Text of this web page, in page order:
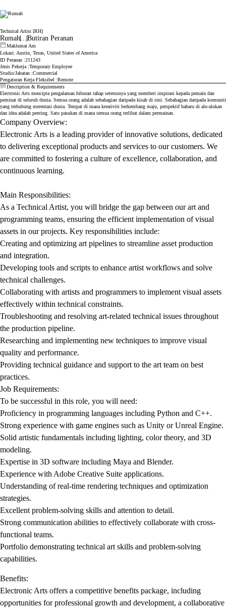
Electronic Arts
Technical Artist [RH]
Rumah...Butiran Peranan
Maklumat Am
Lokasi: Austin, Texas, United States of America
ID Peranan 211243
Jenis Pekerja Temporary Employee
Studio/Jabatan Commercial
Pengaturan Kerja Fleksibel
Remote
Description & Requirements
Electronic Arts mencipta pengalaman hiburan tahap seterusnya yang memberi inspirasi kepada pemain dan
peminat di seluruh dunia. Semua orang adalah sebahagian daripada kisah di sini. Sebahagian daripada komuniti
yang terhubung merentasi dunia. Tempat di mana kreativiti berkembang maju, perspektif baharu di alu-alukan
dan idea adalah penting. Satu pasukan di mana semua orang terlibat dalam permainan.
Company Overview:
Electronic Arts is a leading provider of innovative solutions, dedicated
to delivering exceptional products and services to our customers. We
are committed to fostering a culture of excellence, collaboration, and
continuous learning.
Main Responsibilities:
As a Technical Artist, you will bridge the gap between our art and
programming teams, ensuring the efficient implementation of visual
assets in our projects. Key responsibilities include:
Creating and optimizing art pipelines to streamline asset production
and integration.
Developing tools and scripts to enhance artist workflows and solve
technical challenges.
Collaborating with artists and programmers to implement visual assets
effectively within technical constraints.
Troubleshooting and resolving art-related technical issues throughout
the production pipeline.
Researching and implementing new techniques to improve visual
quality and performance.
Providing technical guidance and support to the art team on best
practices.
Job Requirements:
To be successful in this role, you will need:
Proficiency in programming languages including Python and C++.
Strong experience with game engines such as Unity or Unreal Engine.
Solid artistic fundamentals including lighting, color theory, and 3D
modeling.
Expertise in 3D software including Maya and Blender.
Experience with Adobe Creative Suite applications.
Understanding of real-time rendering techniques and optimization
strategies.
Excellent problem-solving skills and attention to detail.
Strong communication abilities to effectively collaborate with cross-
functional teams.
Portfolio demonstrating technical art skills and problem-solving
capabilities.
Benefits:
Electronic Arts offers a competitive benefits package, including
opportunities for professional growth and development, a collaborative